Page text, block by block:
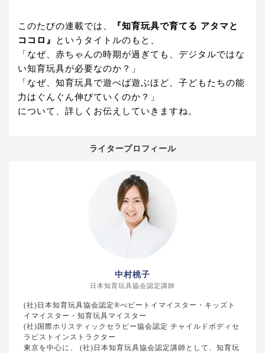
このたびの連載では、
『知育玩具で育てる アタマと
ココロ』
というタイトルのもと、
「なぜ、赤ちゃんの時期が過ぎても、デジタルではな
い知育玩具が必要なのか？」
「なぜ、知育玩具で遊べば遊ぶほど、子どもたちの能
力はぐんぐん伸びていくのか？」
について、詳しくお伝えしていきますね。
ライタープロフィール
中村桃子
日本知育玩具協会認定講師
(社)日本知育玩具協会認定®べビートイマイスター・キッズト
イマイスター・知育玩具マイスター
(社)国際ホリスティックセラピー協会認定 チャイルドボディセ
ラピストインストラクター
東京を中心に、 (社)日本知育玩具協会認定講師として、知育玩